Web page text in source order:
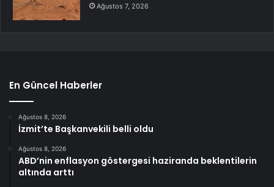
Ağustos 7, 2026
En Güncel Haberler
Ağustos 8, 2026
İzmit’te Başkanvekili belli oldu
Ağustos 8, 2026
ABD’nin enflasyon göstergesi haziranda beklentilerin
altında arttı